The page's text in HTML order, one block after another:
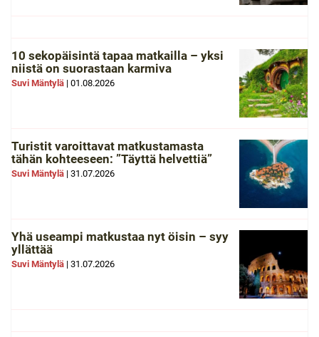
10 sekopäisintä tapaa matkailla – yksi
niistä on suorastaan karmiva
Suvi Mäntylä | 01.08.2026
Turistit varoittavat matkustamasta
tähän kohteeseen: ”Täyttä helvettiä”
Suvi Mäntylä | 31.07.2026
Yhä useampi matkustaa nyt öisin – syy
yllättää
Suvi Mäntylä | 31.07.2026